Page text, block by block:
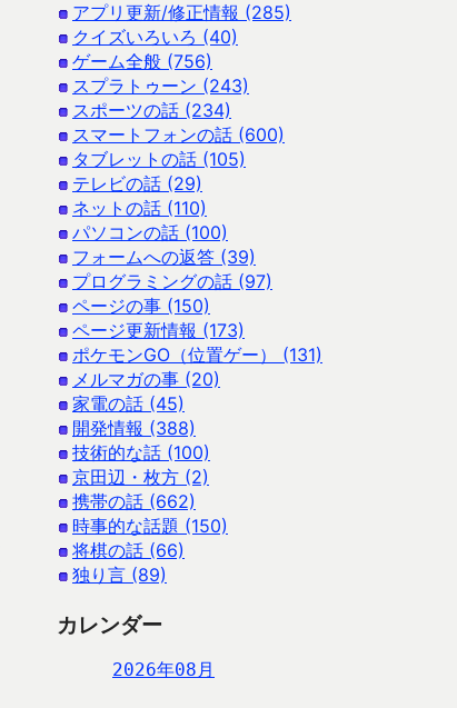
アプリ更新/修正情報 (285)
クイズいろいろ (40)
ゲーム全般 (756)
スプラトゥーン (243)
スポーツの話 (234)
スマートフォンの話 (600)
タブレットの話 (105)
テレビの話 (29)
ネットの話 (110)
パソコンの話 (100)
フォームへの返答 (39)
プログラミングの話 (97)
ページの事 (150)
ページ更新情報 (173)
ポケモンGO（位置ゲー） (131)
メルマガの事 (20)
家電の話 (45)
開発情報 (388)
技術的な話 (100)
京田辺・枚方 (2)
携帯の話 (662)
時事的な話題 (150)
将棋の話 (66)
独り言 (89)
カレンダー
2026年08月